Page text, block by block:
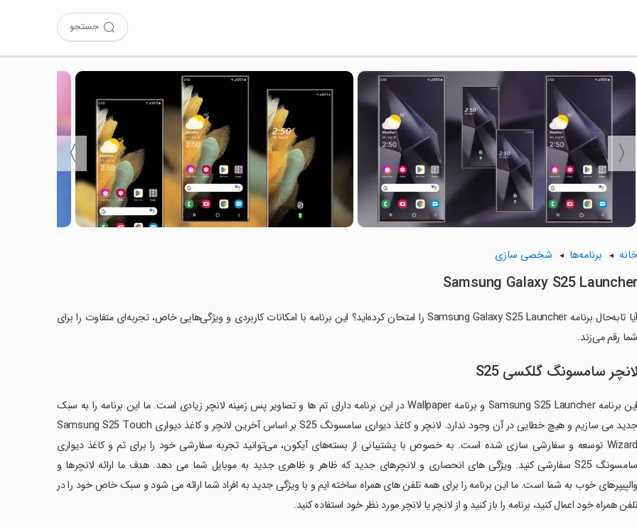
جستجو
〈
〉
خانه برنامه‌ها شخصی سازی
Samsung Galaxy S25 Launcher
آیا تابه‌حال برنامه Samsung Galaxy S25 Launcher را امتحان کرده‌اید؟ این برنامه با امکانات کاربردی و ویژگی‌هایی خاص، تجربه‌ای متفاوت را برای
شما رقم می‌زند.
لانچر سامسونگ گلکسی S25
این برنامه Samsung S25 Launcher و برنامه Wallpaper در این برنامه دارای تم ها و تصاویر پس زمینه لانچر زیادی است. ما این برنامه را به سبک
جدید می سازیم و هیچ خطایی در آن وجود ندارد. لانچر و کاغذ دیواری سامسونگ S25 بر اساس آخرین لانچر و کاغذ دیواری Samsung S25 Touch
Wizard توسعه و سفارشی سازی شده است. به خصوص با پشتیبانی از بسته‌های آیکون، می‌توانید تجربه سفارشی خود را برای تم و کاغذ دیواری
سامسونگ S25 سفارشی کنید. ویژگی های انحصاری و لانچرهای جدید که ظاهر و ظاهری جدید به موبایل شما می دهد. هدف ما ارائه لانچرها و
والپیپرهای خوب به شما است. ما این برنامه را برای همه تلفن های همراه ساخته ایم و با ویژگی جدید به افراد شما ارائه می شود و سبک خاص خود را در
تلفن همراه خود اعمال کنید، برنامه را باز کنید و از لانچر یا لانچر مورد نظر خود استفاده کنید.